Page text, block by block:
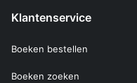
Klantenservice
Boeken bestellen
Boeken zoeken